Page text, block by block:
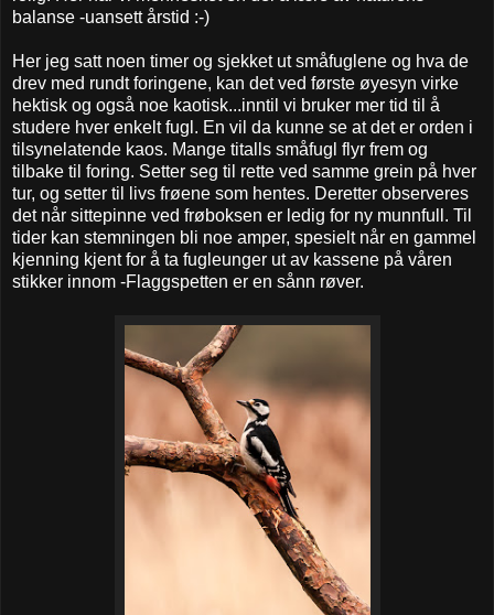
balanse -uansett årstid :-)
Her jeg satt noen timer og sjekket ut småfuglene og hva de
drev med rundt foringene, kan det ved første øyesyn virke
hektisk og også noe kaotisk...inntil vi bruker mer tid til å
studere hver enkelt fugl. En vil da kunne se at det er orden i
tilsynelatende kaos. Mange titalls småfugl flyr frem og
tilbake til foring. Setter seg til rette ved samme grein på hver
tur, og setter til livs frøene som hentes. Deretter observeres
det når sittepinne ved frøboksen er ledig for ny munnfull. Til
tider kan stemningen bli noe amper, spesielt når en gammel
kjenning kjent for å ta fugleunger ut av kassene på våren
stikker innom -Flaggspetten er en sånn røver.